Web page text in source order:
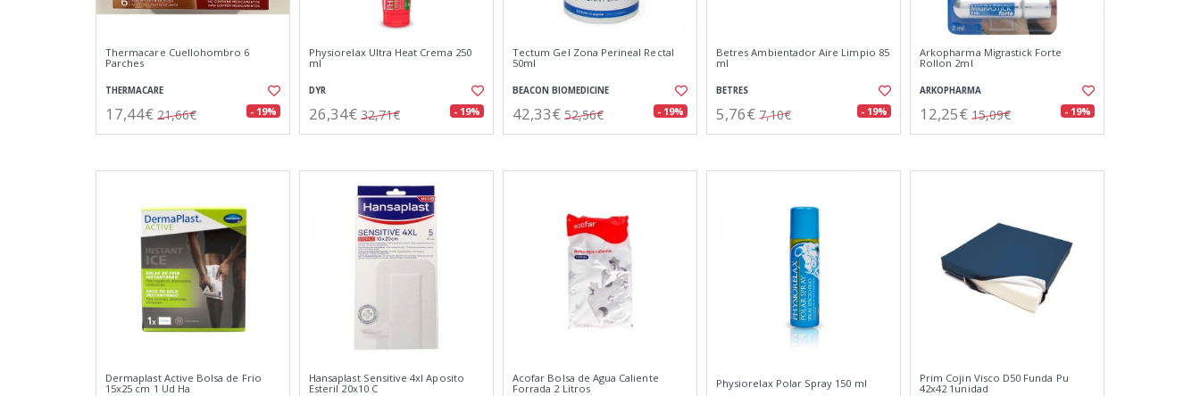
Thermacare Cuellohombro 6
Parches
THERMACARE
17,44€ 21,66€ - 19%
Physiorelax Ultra Heat Crema 250
ml
DYR
26,34€ 32,71€ - 19%
Tectum Gel Zona Perineal Rectal
50ml
BEACON BIOMEDICINE
42,33€ 52,56€ - 19%
Betres Ambientador Aire Limpio 85
ml
BETRES
5,76€ 7,10€ - 19%
Arkopharma Migrastick Forte
Rollon 2ml
ARKOPHARMA
12,25€ 15,09€ - 19%
Dermaplast Active Bolsa de Frio
15x25 cm 1 Ud Ha
Hansaplast Sensitive 4xl Aposito
Esteril 20x10 C
Acofar Bolsa de Agua Caliente
Forrada 2 Litros
Physiorelax Polar Spray 150 ml
Prim Cojin Visco D50 Funda Pu
42x42 1unidad